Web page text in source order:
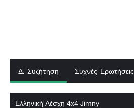
Δ. Συζήτηση Συχνές Ερωτήσεις
Ελληνική Λέσχη 4x4 Jimny